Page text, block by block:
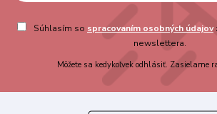
Súhlasím so spracovaním osobných údajov
newslettera.
Môžete sa kedykoľvek odhlásiť. Zasielame